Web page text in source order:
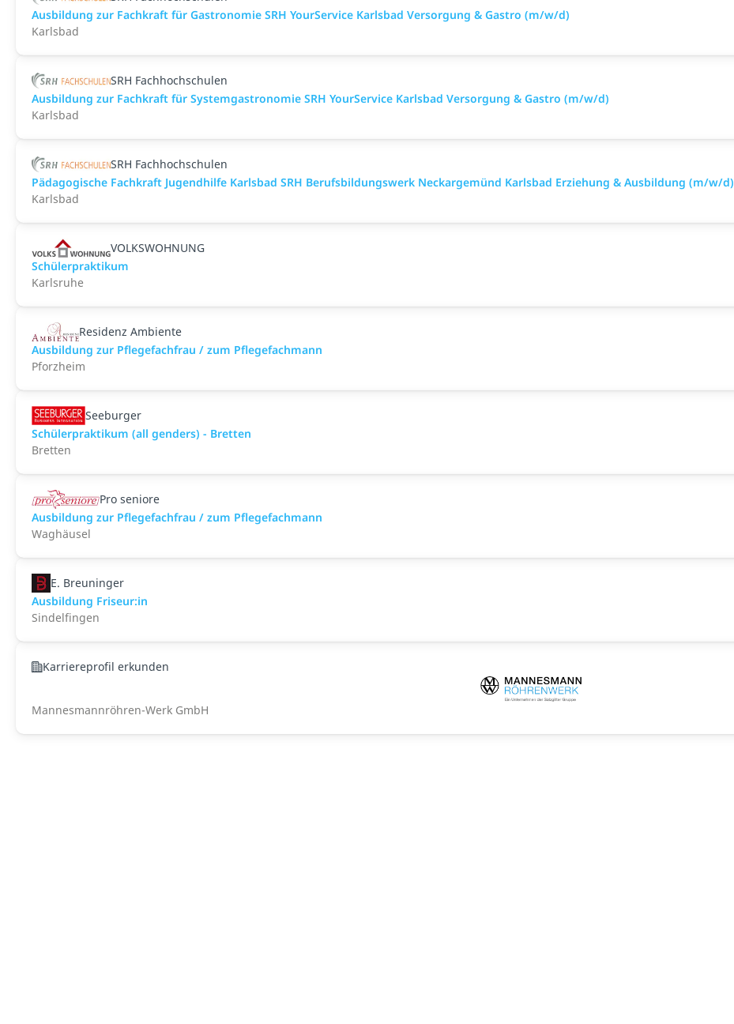
Ausbildung zur Fachkraft für Gastronomie SRH YourService Karlsbad Versorgung & Gastro (m/w/d)
Karlsbad
SRH Fachhochschulen
Ausbildung zur Fachkraft für Systemgastronomie SRH YourService Karlsbad Versorgung & Gastro (m/w/d)
Karlsbad
SRH Fachhochschulen
Pädagogische Fachkraft Jugendhilfe Karlsbad SRH Berufsbildungswerk Neckargemünd Karlsbad Erziehung & Ausbildung (m/w/d)
Karlsbad
VOLKSWOHNUNG
Schülerpraktikum
Karlsruhe
Residenz Ambiente
Ausbildung zur Pflegefachfrau / zum Pflegefachmann
Pforzheim
Seeburger
Schülerpraktikum (all genders) - Bretten
Bretten
Pro seniore
Ausbildung zur Pflegefachfrau / zum Pflegefachmann
Waghäusel
E. Breuninger
Ausbildung Friseur:in
Sindelfingen
Karriereprofil erkunden
Mannesmannröhren-Werk GmbH